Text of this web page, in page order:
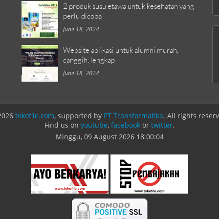
2 produk susu etawa untuk kesehatan yang
perlu dicoba
June 18, 2024
Website aplikasi untuk alumni murah,
canggih, lengkap
June 18, 2024
tokofile.com, supported by PT Transformatika. All rights
Find us on youtube, facebook or twitter.
Minggu, 09 August 2026 18:00:04